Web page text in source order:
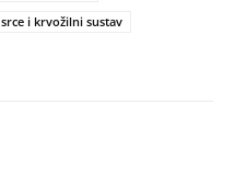
srce i krvožilni sustav